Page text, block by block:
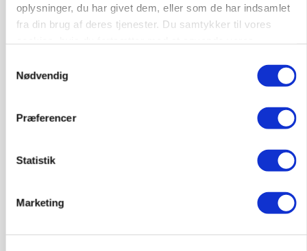
oplysninger, du har givet dem, eller som de har indsamlet
fra din brug af deres tjenester. Du samtykker til vores
Nødvendig
Præferencer
Statistik
Marketing
PLANTER
Før såmaskinen kører: Her er efterårets største